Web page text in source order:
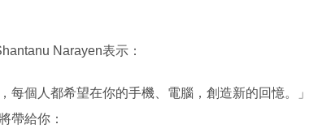
Narayen表示：
個人都希望在你的手機、電腦，創造新的回憶。」
帶給你：